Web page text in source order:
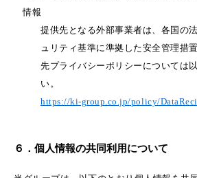
情報
提供先となる外部事業者は、各国の
ュリティ基準に準拠した安全管理措
先プライバシーポリシーについては
い。
https://ki-group.co.jp/policy/
６．個人情報の共同利用について